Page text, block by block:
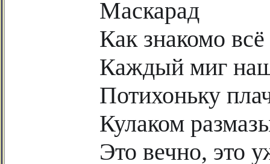
Маскарад
Как знакомо
Каждый миг
Потихоньку
Кулаком
Это вечно, это